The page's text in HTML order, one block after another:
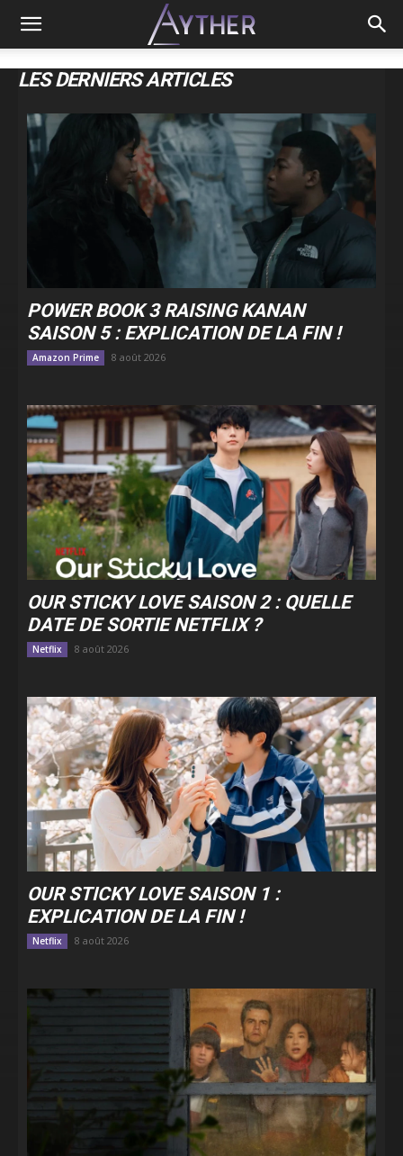
LES DERNIERS ARTICLES
POWER BOOK 3 RAISING KANAN
SAISON 5 : EXPLICATION DE LA FIN !
Amazon Prime 8 août 2026
OUR STICKY LOVE SAISON 2 : QUELLE
DATE DE SORTIE NETFLIX ?
Netflix 8 août 2026
OUR STICKY LOVE SAISON 1 :
EXPLICATION DE LA FIN !
Netflix 8 août 2026